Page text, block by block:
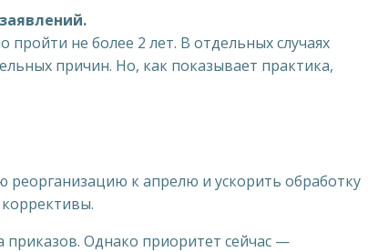
не более 2 лет. В отдельных случаях
причин. Но, как показывает практика,
к апрелю и ускорить обработку
приказов. Однако приоритет сейчас —